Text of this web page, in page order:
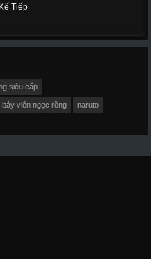
Tiếp
siêu cấp
bảy viên ngọc rồng naruto